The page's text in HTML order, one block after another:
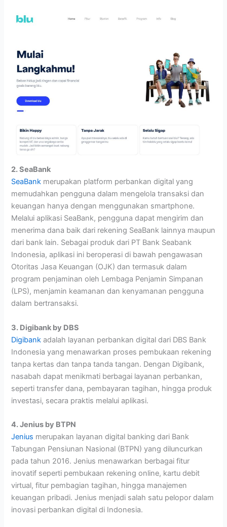
2. SeaBank
SeaBank merupakan platform perbankan digital yang
memudahkan pengguna dalam mengelola transaksi dan
keuangan hanya dengan menggunakan smartphone.
Melalui aplikasi SeaBank, pengguna dapat mengirim dan
menerima dana baik dari rekening SeaBank lainnya maupun
dari bank lain. Sebagai produk dari PT Bank Seabank
Indonesia, aplikasi ini beroperasi di bawah pengawasan
Otoritas Jasa Keuangan (OJK) dan termasuk dalam
program penjaminan oleh Lembaga Penjamin Simpanan
(LPS), menjamin keamanan dan kenyamanan pengguna
dalam bertransaksi.
3. Digibank by DBS
Digibank adalah layanan perbankan digital dari DBS Bank
Indonesia yang menawarkan proses pembukaan rekening
tanpa kertas dan tanpa tanda tangan. Dengan Digibank,
nasabah dapat menikmati berbagai layanan perbankan,
seperti transfer dana, pembayaran tagihan, hingga produk
investasi, secara praktis melalui aplikasi.
4. Jenius by BTPN
Jenius merupakan layanan digital banking dari Bank
Tabungan Pensiunan Nasional (BTPN) yang diluncurkan
pada tahun 2016. Jenius menawarkan berbagai fitur
inovatif seperti pembukaan rekening online, kartu debit
virtual, fitur pembagian tagihan, hingga manajemen
keuangan pribadi. Jenius menjadi salah satu pelopor dalam
inovasi perbankan digital di Indonesia.